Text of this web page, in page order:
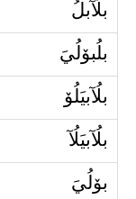
بلُآبلُ
بلُبۆلُيَ
بلُآبيَلُۆ
بلُآبيَلُآ
بۆلُيَ